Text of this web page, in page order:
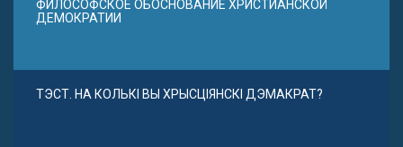
ФИЛОСОФСКОЕ ОБОСНОВАНИЕ ХРИСТИАНСКОЙ
ДЕМОКРАТИИ
ТЭСТ. НА КОЛЬКІ ВЫ ХРЫСЦІЯНСКІ ДЭМАКРАТ?